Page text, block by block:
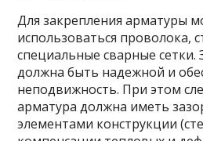
Для закрепления арматуры
использоваться проволока,
специальные сварные сетки.
должна быть надежной и
неподвижность. При этом
арматура должна иметь
элементами конструкции